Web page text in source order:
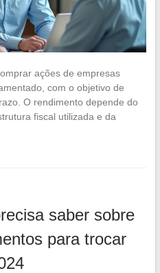
ações de empresas
com o objetivo de
O rendimento depende do
fiscal utilizada e da
saber sobre
para trocar